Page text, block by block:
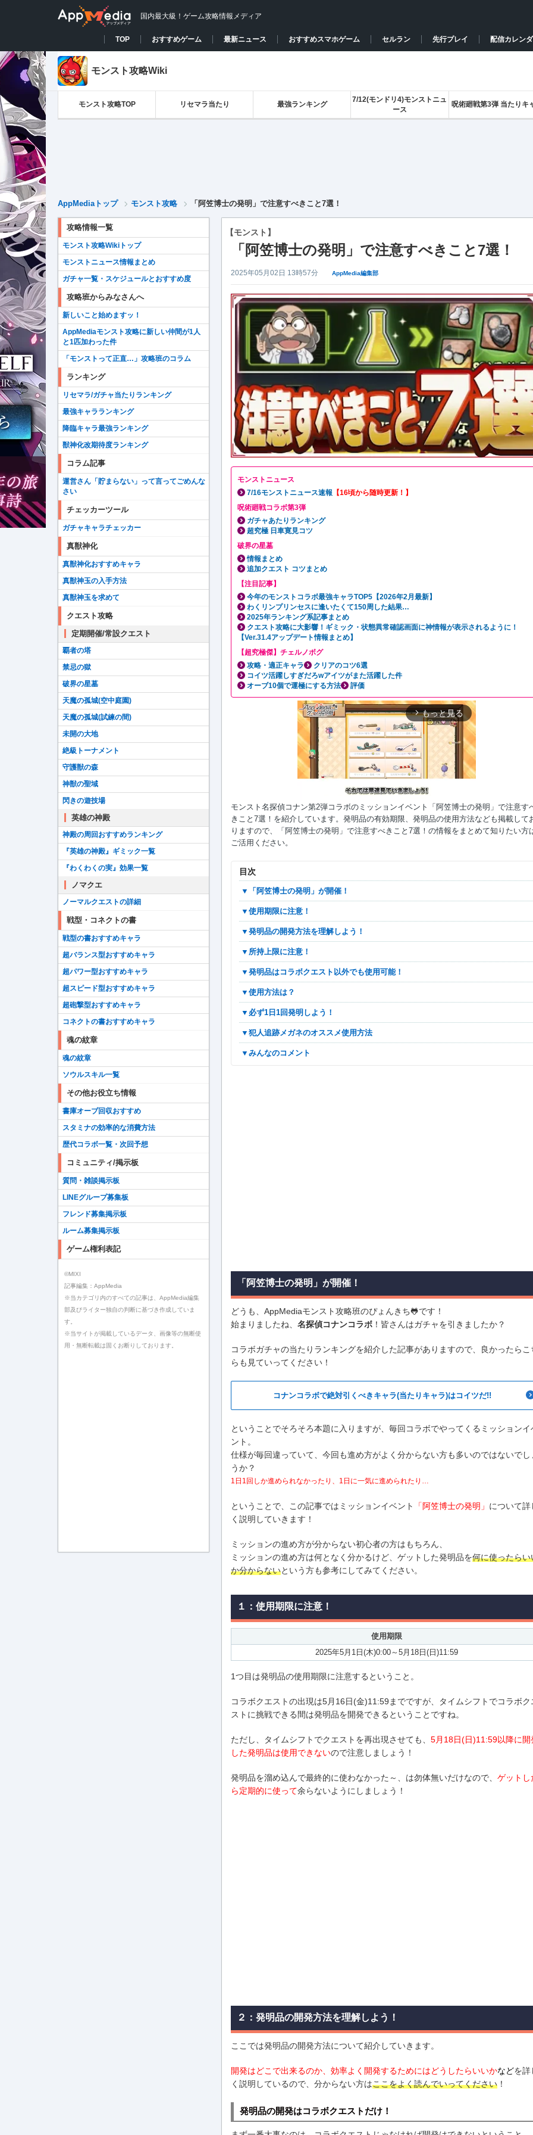
国内最大級！ゲーム攻略情報メディア
TOP おすすめゲーム 最新ニュース おすすめスマホゲーム セルラン 先行プレイ 配信カレン
モンスト攻略Wiki
モンスト攻略TOP リセマラ当たり 最強ランキング
7/12(モンドリ4)モンストニュ
ース
呪術廻戦第3弾 当たりキ
AppMediaトップ モンスト攻略 「阿笠博士の発明」で注意すべきこと7選！
【モンスト】
「阿笠博士の発明」で注意すべきこと7選！
2025年05月02日 13時57分 AppMedia編集部
モンストニュース
7/16モンストニュース速報 【16頃から随時更新！】
呪術廻戦コラボ第3弾
ガチャあたりランキング
超究極 日車寛見コツ
破界の星墓
情報まとめ
追加クエスト コツまとめ
【注目記事】
今年のモンストコラボ最強キャラTOP5【2026年2月最新】
わくリンプリンセスに逢いたくて150周した結果…
2025年ランキング系記事まとめ
クエスト攻略に大影響！ギミック・状態異常確認画面に神情報が表示されるように！
【Ver.31.4アップデート情報まとめ】
【超究極傑】チェルノボグ
攻略・適正キャラ
クリアのコツ6選
コイツ活躍しすぎだろwアイツがまた活躍した件
オーブ10個で運極にする方法
評価
arrow_forward_ios もっと見る
モンスト名探偵コナン第2弾コラボのミッションイベント「阿笠博士の発明」で注意す
きこと7選！を紹介しています。発明品の有効期限、発明品の使用方法なども掲載して
りますので、「阿笠博士の発明」で注意すべきこと7選！の情報をまとめて知りたい方
ご活用ください。
目次
▼「阿笠博士の発明」が開催！
▼使用期限に注意！
▼発明品の開発方法を理解しよう！
▼所持上限に注意！
▼発明品はコラボクエスト以外でも使用可能！
▼使用方法は？
▼必ず1日1回発明しよう！
▼犯人追跡メガネのオススメ使用方法
▼みんなのコメント
「阿笠博士の発明」が開催！
どうも、AppMediaモンスト攻略班のぴょんきち🐸です！
始まりましたね、 名探偵コナンコラボ ！皆さんはガチャを引きましたか？
コラボガチャの当たりランキングを紹介した記事がありますので、良かったらこ
らも見ていってください！
コナンコラボで絶対引くべきキャラ(当たりキャラ)はコイツだ!!
ということでそろそろ本題に入りますが、毎回コラボでやってくるミッションイ
ント。
仕様が毎回違っていて、今回も進め方がよく分からない方も多いのではないでし
うか？
1日1回しか進められなかったり、1日に一気に進められたり…
ということで、この記事ではミッションイベント 「阿笠博士の発明」 について詳
く説明していきます！
ミッションの進め方が分からない初心者の方はもちろん、
ミッションの進め方は何となく分かるけど、ゲットした発明品を何に使ったらい
か分からないという方も参考にしてみてください。
１：使用期限に注意！
使用期限
2025年5月1日(木)0:00～5月18日(日)11:59
1つ目は発明品の使用期限に注意するということ。
コラボクエストの出現は5月16日(金)11:59までですが、タイムシフトでコラボク
ストに挑戦できる間は発明品を開発できるということですね。
ただし、タイムシフトでクエストを再出現させても、 5月18日(日)11:59以降に開
した発明品は使用できないので注意しましょう！
発明品を溜め込んで最終的に使わなかった～、は勿体無いだけなので、 ゲットし
ら定期的に使って余らないようにしましょう！
２：発明品の開発方法を理解しよう！
ここでは発明品の開発方法について紹介していきます。
開発はどこで出来るのか、効率よく開発するためにはどうしたらいいかなどを詳
く説明しているので、分からない方はここをよく読んでいってください ！
発明品の開発はコラボクエストだけ！
攻略情報一覧
モンスト攻略Wikiトップ
モンストニュース情報まとめ
ガチャ一覧・スケジュールとおすすめ度
攻略班からみなさんへ
新しいこと始めますッ！
AppMediaモンスト攻略に新しい仲間が1人
と1匹加わった件
「モンストって正直…」攻略班のコラム
ランキング
リセマラ/ガチャ当たりランキング
最強キャラランキング
降臨キャラ最強ランキング
獣神化改期待度ランキング
コラム記事
運営さん「貯まらない」って言ってごめんな
さい
チェッカーツール
ガチャキャラチェッカー
真獣神化
真獣神化おすすめキャラ
真獣神玉の入手方法
真獣神玉を求めて
クエスト攻略
定期開催/常設クエスト
覇者の塔
禁忌の獄
破界の星墓
天魔の孤城(空中庭園)
天魔の孤城(試練の間)
未開の大地
絶級トーナメント
守護獣の森
神獣の聖域
閃きの遊技場
英雄の神殿
神殿の周回おすすめランキング
『英雄の神殿』ギミック一覧
『わくわくの実』効果一覧
ノマクエ
ノーマルクエストの詳細
戦型・コネクトの書
戦型の書おすすめキャラ
超バランス型おすすめキャラ
超パワー型おすすめキャラ
超スピード型おすすめキャラ
超砲撃型おすすめキャラ
コネクトの書おすすめキャラ
魂の紋章
魂の紋章
ソウルスキル一覧
その他お役立ち情報
書庫オーブ回収おすすめ
スタミナの効率的な消費方法
歴代コラボ一覧・次回予想
コミュニティ/掲示板
質問・雑談掲示板
LINEグループ募集板
フレンド募集掲示板
ルーム募集掲示板
ゲーム権利表記
©MIXI
記事編集：AppMedia
※当カテゴリ内のすべての記事は、AppMedia編集
部及びライター独自の判断に基づき作成していま
す。
※当サイトが掲載しているデータ、画像等の無断使
用・無断転載は固くお断りしております。